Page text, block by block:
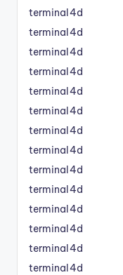
terminal4d
terminal4d
terminal4d
terminal4d
terminal4d
terminal4d
terminal4d
terminal4d
terminal4d
terminal4d
terminal4d
terminal4d
terminal4d
terminal4d